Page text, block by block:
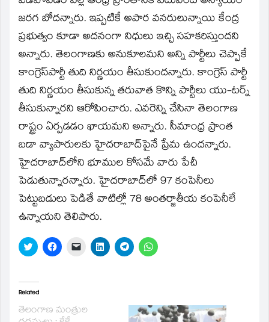
జరగ బోదన్నారు. ఇప్పటికే అపార వనరులున్నాయి కేంద్ర
ప్రభుత్వం కూడా అదనంగా నిధులు ఇచ్చి సహకరిస్తుందని
అన్నారు. తెలంగాణకు అనుకూలమని అన్ని పార్టీలు చెప్పాకే
కాంగ్రెస్‌పార్టీ తుది నిర్ణయం తీసుకుందన్నారు. కాంగ్రెస్‌ పార్టీ
తుది నిర్ణయం తీసుకున్న తరువాత కొన్ని పార్టీలు యు-టర్న్‌
తీసుకున్నారని ఆరోపించారు. ఎవరెన్ని చేసినా తెలంగాణ
రాష్ట్రం ఏర్పడడం ఖాయమని అన్నారు. సీమాంధ్ర ప్రాంత
బడా వ్యాపారులకు హైదరాబాద్‌పైనే ప్రేమ ఉందన్నారు.
హైదరాబాద్‌లోని భూముల కోసమే వారు పేచీ
పెడుతున్నారన్నారు. హైదరాబాద్‌లో 97 కంపెనీలు
పెట్టుబడులు పెడితే వాటిల్లో 78 అంతర్జాతీయ కంపెనీలే
ఉన్నాయని తెలిపారు.
Click
to
(Opens
in
window)
Click
to
window)
Click
(Opens
in
Click
to
window)
Click
to
window)
Click
to
window)
Related
తెలంగాణ మంత్రుల